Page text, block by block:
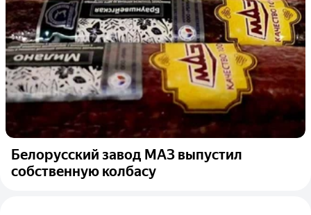
Белорусский завод МАЗ выпустил
собственную колбасу